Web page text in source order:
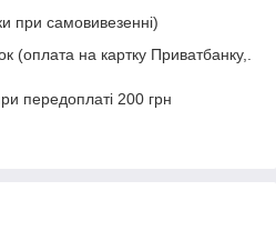
при самовивезенні)
(оплата на картку Приватбанку,.
передоплаті 200 грн